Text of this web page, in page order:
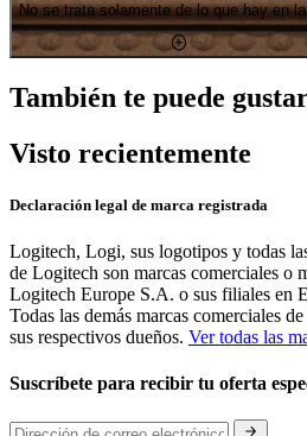
No se trata solamente de lo que hay en
También te puede
Visto recientemente
Declaración legal de marca registrada
Logitech, Logi, sus logotipos y todas
de Logitech son marcas comerciales o
Logitech Europe S.A. o sus filiales en
Todas las demás marcas comerciales
sus respectivos dueños. Ver todas las
Suscríbete para recibir tu oferta